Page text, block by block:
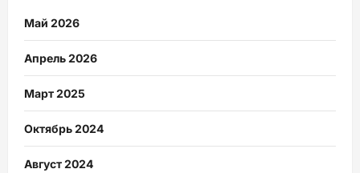
Май 2026
Апрель 2026
Март 2025
Октябрь 2024
Август 2024